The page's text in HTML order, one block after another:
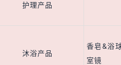
护理产品
沐浴产品
香皂&浴
室镜